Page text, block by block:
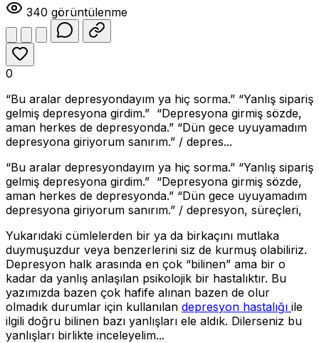
340 görüntülenme
0
“Bu aralar depresyondayım ya hiç sorma.” “Yanlış sipariş
gelmiş depresyona girdim.” “Depresyona girmiş sözde,
aman herkes de depresyonda.” “Dün gece uyuyamadım
depresyona giriyorum sanırım.” / depres...
“Bu aralar depresyondayım ya hiç sorma.” “Yanlış sipariş
gelmiş depresyona girdim.” “Depresyona girmiş sözde,
aman herkes de depresyonda.” “Dün gece uyuyamadım
depresyona giriyorum sanırım.” / depresyon, süreçleri,
Yukarıdaki cümlelerden bir ya da birkaçını mutlaka
duymuşuzdur veya benzerlerini siz de kurmuş olabiliriz.
Depresyon halk arasında en çok “bilinen” ama bir o
kadar da yanlış anlaşılan psikolojik bir hastalıktır. Bu
yazımızda bazen çok hafife alınan bazen de olur
olmadık durumlar için kullanılan depresyon hastalığı ile
ilgili doğru bilinen bazı yanlışları ele aldık. Dilerseniz bu
yanlışları birlikte inceleyelim...